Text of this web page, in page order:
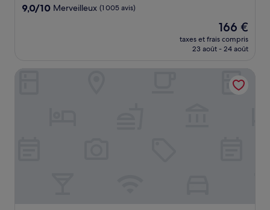
9.0
9,0/10 Merveilleux (1 005 avis)
Le
nouveau
prix
de
166 €
166 €
taxes et frais compris
23 août - 24 août